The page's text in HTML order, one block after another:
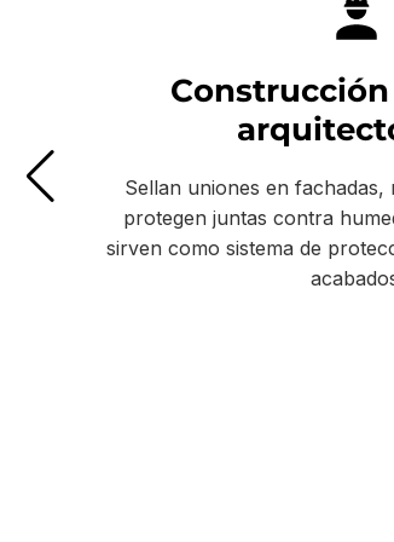
Sellan uniones en
protegen juntas contra
sirven como sistema de